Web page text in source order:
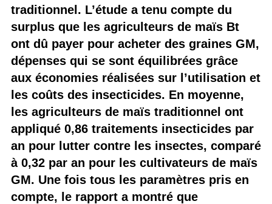
traditionnel. L’étude a tenu compte du
surplus que les agriculteurs de maïs Bt
ont dû payer pour acheter des graines GM,
dépenses qui se sont équilibrées grâce
aux économies réalisées sur l’utilisation et
les coûts des insecticides. En moyenne,
les agriculteurs de maïs traditionnel ont
appliqué 0,86 traitements insecticides par
an pour lutter contre les insectes, comparé
à 0,32 par an pour les cultivateurs de maïs
GM. Une fois tous les paramètres pris en
compte, le rapport a montré que